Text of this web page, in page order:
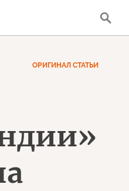
ОРИГИНАЛ СТАТЬИ